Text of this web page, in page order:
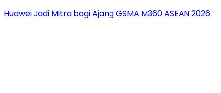
Huawei Jadi Mitra bagi Ajang GSMA M360 ASEAN 2026